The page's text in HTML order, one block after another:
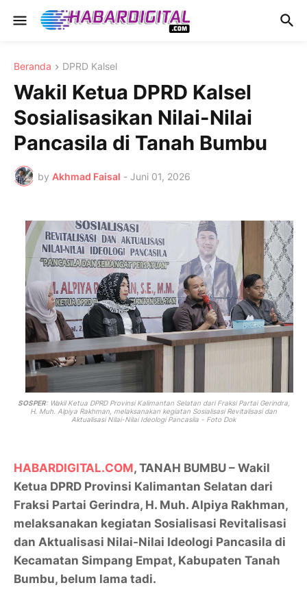
Beranda DPRD Kalsel
Wakil Ketua DPRD Kalsel
Sosialisasikan Nilai-Nilai
Pancasila di Tanah Bumbu
by Akhmad Faisal - Juni 01, 2026
SOSPER: Wakil Ketua DPRD Provinsi Kalimantan Selatan dari Fraksi Partai Gerindra,
H. Muh. Alpiya Rakhman, melaksanakan kegiatan Sosialisasi Revitalisasi dan
Aktualisasi Nilai-Nilai Ideologi Pancasila - Foto Dok
HABARDIGITAL.COM, TANAH BUMBU – Wakil
Ketua DPRD Provinsi Kalimantan Selatan dari
Fraksi Partai Gerindra, H. Muh. Alpiya Rakhman,
melaksanakan kegiatan Sosialisasi Revitalisasi
dan Aktualisasi Nilai-Nilai Ideologi Pancasila di
Kecamatan Simpang Empat, Kabupaten Tanah
Bumbu, belum lama tadi.